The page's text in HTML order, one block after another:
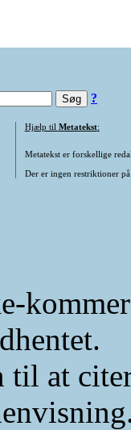
?
Hjælp til Metatekst:
Metatekst er forskellige
Der er ingen restriktioner
til at